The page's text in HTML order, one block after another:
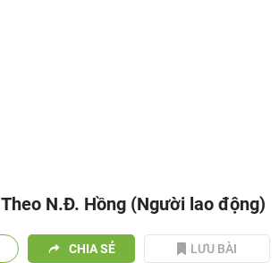
Theo N.Đ. Hồng (Người lao động)
CHIA SẺ LƯU BÀI